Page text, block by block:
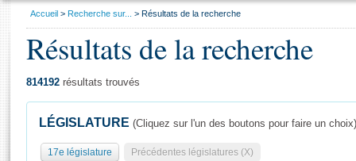
Général
Vous
Accueil Recherche sur... Résultats de la recherche
Résultats de la recherche
814192 résultats trouvés
LÉGISLATURE (Cliquez sur l'un des boutons pour faire un choix)
17e législature Précédentes législatures (X)